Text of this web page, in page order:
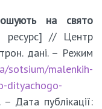
на свято
ресурс] // Центр
дані. – Режим
sotsium/malenkih-
dityachogo-
Дата публікації: